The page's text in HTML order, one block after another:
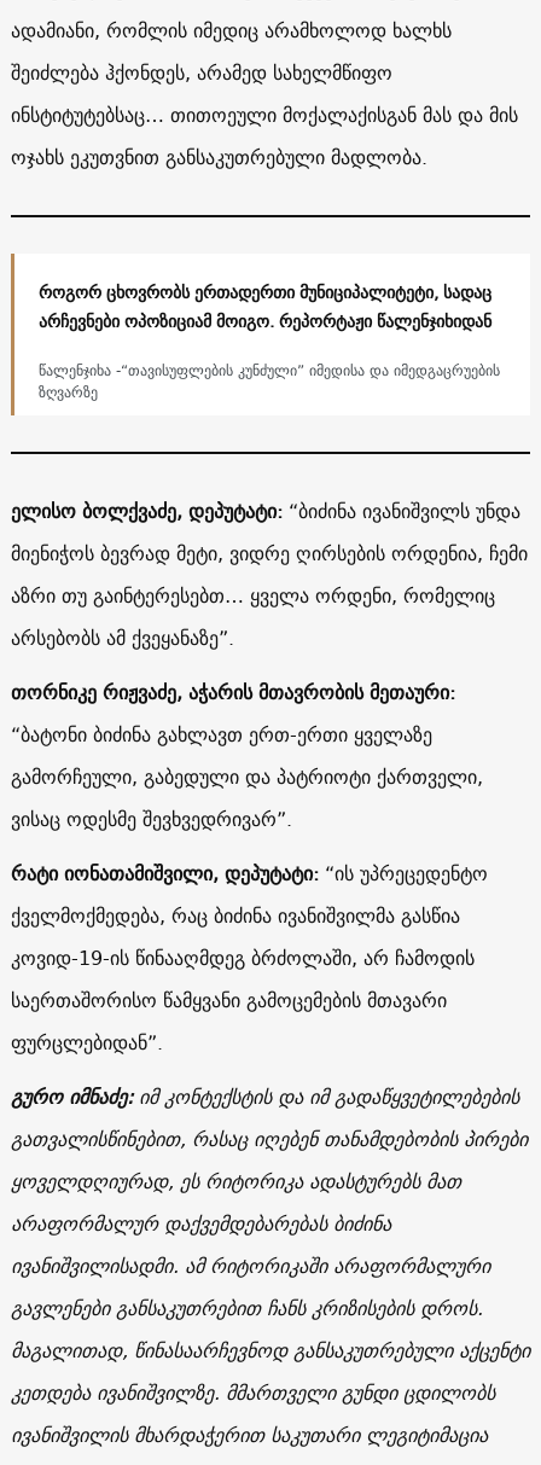
ადამიანი, რომლის იმედიც არამხოლოდ ხალხს
შეიძლება ჰქონდეს, არამედ სახელმწიფო
ინსტიტუტებსაც… თითოეული მოქალაქისგან მას და მის
ოჯახს ეკუთვნით განსაკუთრებული მადლობა.
როგორ ცხოვრობს ერთადერთი მუნიციპალიტეტი, სადაც
არჩევნები ოპოზიციამ მოიგო. რეპორტაჟი წალენჯიხიდან
წალენჯიხა -“თავისუფლების კუნძული” იმედისა და იმედგაცრუების
ზღვარზე
ელისო ბოლქვაძე, დეპუტატი: “ბიძინა ივანიშვილს უნდა
მიენიჭოს ბევრად მეტი, ვიდრე ღირსების ორდენია, ჩემი
აზრი თუ გაინტერესებთ… ყველა ორდენი, რომელიც
არსებობს ამ ქვეყანაზე”.
თორნიკე რიჟვაძე, აჭარის მთავრობის მეთაური:
“ბატონი ბიძინა გახლავთ ერთ-ერთი ყველაზე
გამორჩეული, გაბედული და პატრიოტი ქართველი,
ვისაც ოდესმე შევხვედრივარ”.
რატი იონათამიშვილი, დეპუტატი: “ის უპრეცედენტო
ქველმოქმედება, რაც ბიძინა ივანიშვილმა გასწია
კოვიდ-19-ის წინააღმდეგ ბრძოლაში, არ ჩამოდის
საერთაშორისო წამყვანი გამოცემების მთავარი
ფურცლებიდან”.
გურო იმნაძე:იმ კონტექსტის და იმ გადაწყვეტილებების
გათვალისწინებით, რასაც იღებენ თანამდებობის პირები
ყოველდღიურად, ეს რიტორიკა ადასტურებს მათ
არაფორმალურ დაქვემდებარებას ბიძინა
ივანიშვილისადმი. ამ რიტორიკაში არაფორმალური
გავლენები განსაკუთრებით ჩანს კრიზისების დროს.
მაგალითად, წინასაარჩევნოდ განსაკუთრებული აქცენტი
კეთდება ივანიშვილზე. მმართველი გუნდი ცდილობს
ივანიშვილის მხარდაჭერით საკუთარი ლეგიტიმაცია